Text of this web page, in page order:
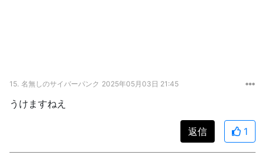
15. 名無しのサイバーパンク 2025年05月03日 21:45
うけますねえ
返信 1